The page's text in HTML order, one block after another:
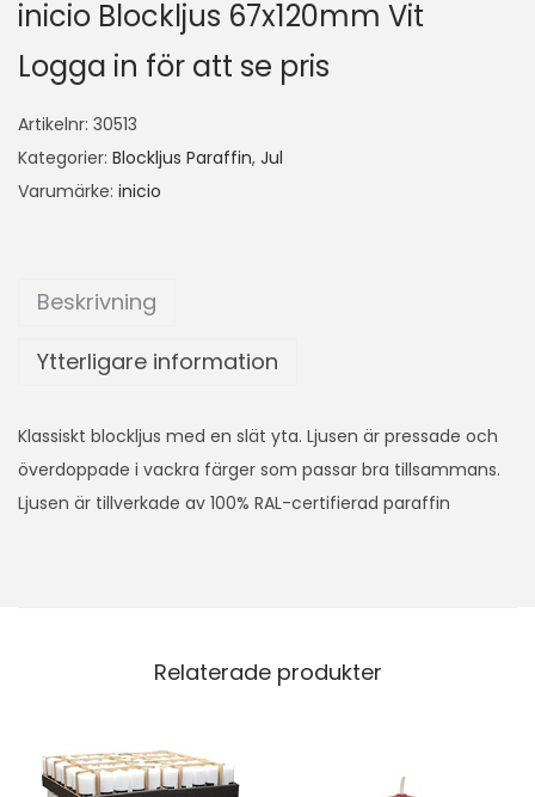
inicio Blockljus 67x120mm Vit
Logga in för att se pris
Artikelnr: 30513
Kategorier: Blockljus Paraffin, Jul
Varumärke: inicio
Beskrivning
Ytterligare information
Klassiskt blockljus med en slät yta. Ljusen är pressade och
överdoppade i vackra färger som passar bra tillsammans.
Ljusen är tillverkade av 100% RAL-certifierad paraffin
Relaterade produkter